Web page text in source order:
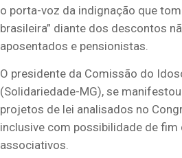
o porta-voz da indignação que
brasileira” diante dos descontos
aposentados e pensionistas.
O presidente da Comissão do
(Solidariedade-MG), se
projetos de lei analisados no
inclusive com possibilidade de
associativos.